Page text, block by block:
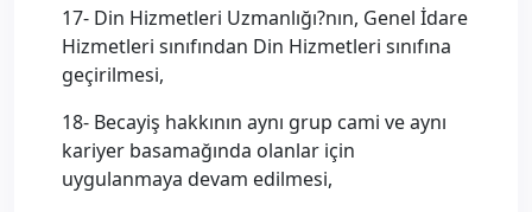
17- Din Hizmetleri Uzmanlığı?nın, Genel İdare
Hizmetleri sınıfından Din Hizmetleri sınıfına
geçirilmesi,
18- Becayiş hakkının aynı grup cami ve aynı
kariyer basamağında olanlar için
uygulanmaya devam edilmesi,